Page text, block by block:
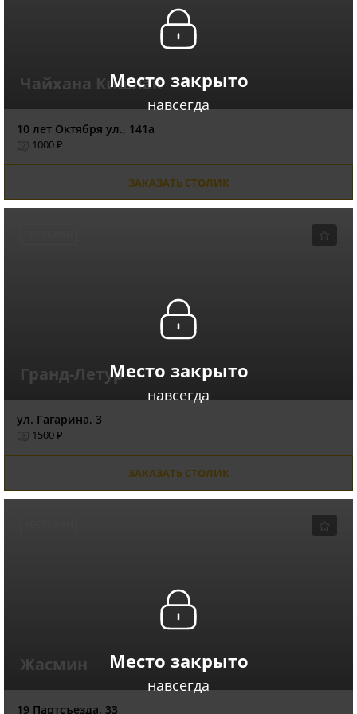
Место закрыто
навсегда
Чайхана Кишлак
10 лет Октября ул., 141а
1000 ₽
ЗАКАЗАТЬ СТОЛИК
Место закрыто
навсегда
Гранд-Летур
ул. Гагарина, 3
1500 ₽
ЗАКАЗАТЬ СТОЛИК
Место закрыто
навсегда
Жасмин
19 Партсъезда, 33